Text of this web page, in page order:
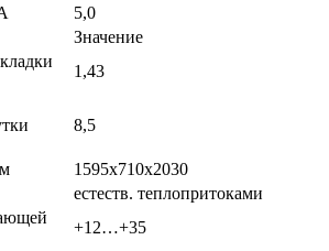
5,0
Значение
1,43
8,5
1595х710х2030
естеств. теплопритоками
+12…+35